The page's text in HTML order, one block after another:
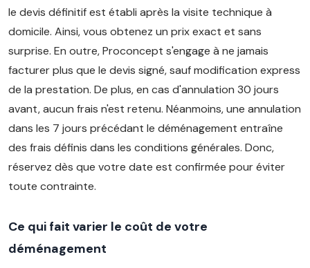
le devis définitif est établi après la visite technique à
domicile. Ainsi, vous obtenez un prix exact et sans
surprise. En outre, Proconcept s'engage à ne jamais
facturer plus que le devis signé, sauf modification express
de la prestation. De plus, en cas d'annulation 30 jours
avant, aucun frais n'est retenu. Néanmoins, une annulation
dans les 7 jours précédant le déménagement entraîne
des frais définis dans les conditions générales. Donc,
réservez dès que votre date est confirmée pour éviter
toute contrainte.
Ce qui fait varier le coût de votre
déménagement